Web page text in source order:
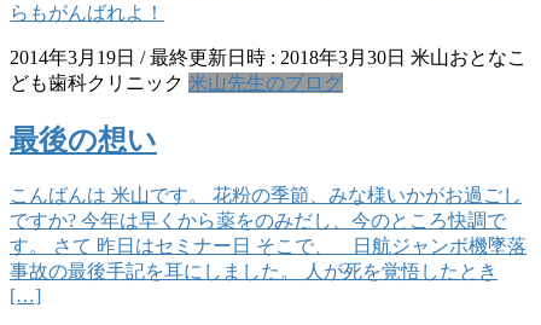
らもがんばれよ！
2014年3月19日 / 最終更新日時 : 2018年3月30日 米山おとなこ
ども歯科クリニック 米山先生のブログ
最後の想い
こんばんは 米山です。 花粉の季節、みな様いかがお過ごし
ですか? 今年は早くから薬をのみだし、今のところ快調で
す。 さて 昨日はセミナー日 そこで、 日航ジャンボ機墜落
事故の最後手記を耳にしました。 人が死を覚悟したとき
[…]